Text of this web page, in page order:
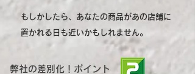
もしかしたら、あなたの商品があの店舗に
置かれる日も近いかもしれません。
弊社の差別化！ポイント